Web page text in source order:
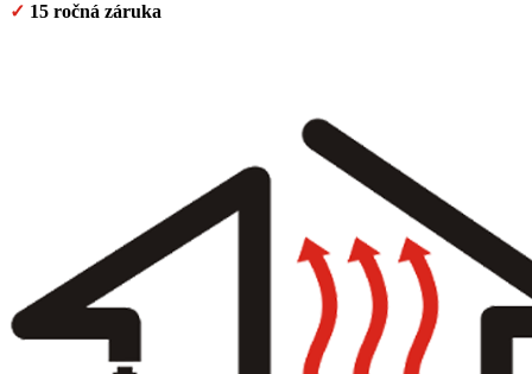
✓ 15 ročná záruka